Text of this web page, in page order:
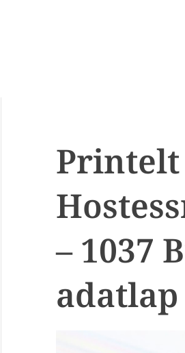
Printelt
– 1037
adatlap